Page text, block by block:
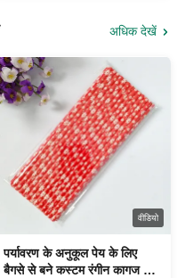
अधिक देखें
वीडियो
पर्यावरण के अनुकूल पेय के लिए
बैगसे से बने कस्टम रंगीन कागज पेय